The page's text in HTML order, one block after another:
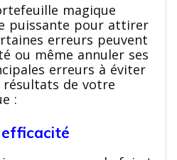
magique
puissante pour attirer
erreurs peuvent
ou même annuler ses
erreurs à éviter
de votre
:
efficacité